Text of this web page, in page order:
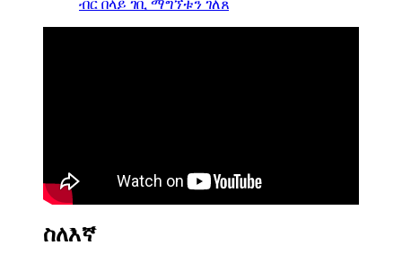
ብር በላይ ገቢ ማግኘቱን ገለጸ
ስለእኛ